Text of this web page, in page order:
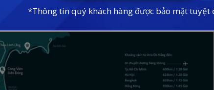
đường Trường Sa và Võ Nguyên Giáp, thuộc địa phận Quận
quy tụ hàng loạt các dự án nghỉ dưỡng đẳng cấp.